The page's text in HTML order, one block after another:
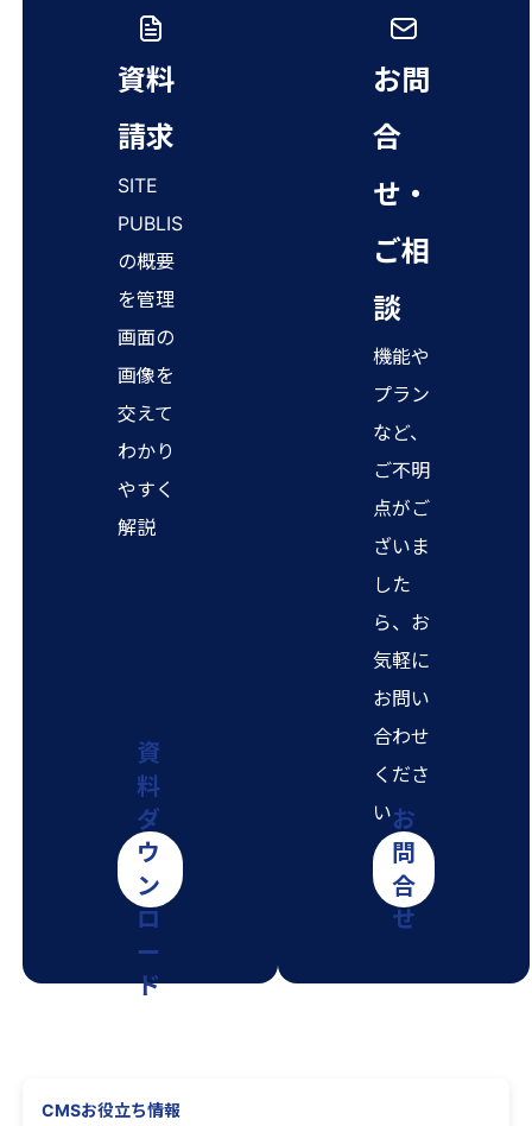
CMSお役立ち情報
資料
請求
SITE
PUBLIS
の概要
を管理
画面の
画像を
交えて
わかり
やすく
解説
資
料
ダ
ウ
ン
ロ
ー
ド
お問
合
せ・
ご相
談
機能や
プラン
など、
ご不明
点がご
ざいま
した
ら、お
気軽に
お問い
合わせ
くださ
いお
問
合
せ